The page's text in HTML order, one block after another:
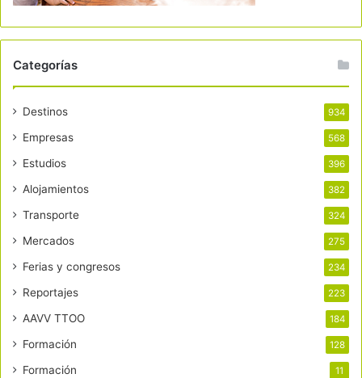
Categorías
Destinos 934
Empresas 568
Estudios 396
Alojamientos 382
Transporte 324
Mercados 275
Ferias y congresos 234
Reportajes 223
AAVV TTOO 184
Formación 128
Formación 11